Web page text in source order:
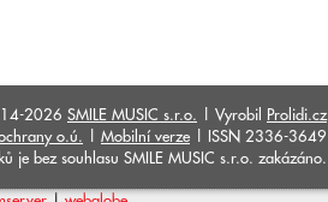
2026 SMILE MUSIC s.r.o. | Vyrobil
Prolidi.cz
o.ú. Mobilní verze | ISSN 2336-3649
je bez souhlasu SMILE MUSIC s.r.o. zakázáno.